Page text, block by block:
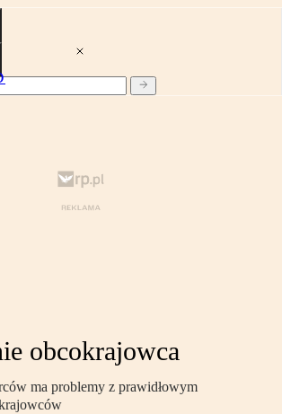
obcokrajowca
ma problemy z prawidłowym